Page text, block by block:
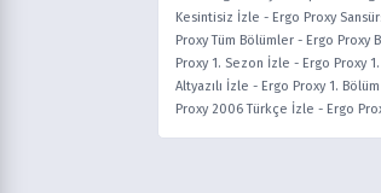
Kesintisiz İzle - Ergo Proxy
Proxy Tüm Bölümler - Ergo Proxy
Proxy 1. Sezon İzle - Ergo Proxy
Altyazılı İzle - Ergo Proxy 1.
Proxy 2006 Türkçe İzle - Ergo